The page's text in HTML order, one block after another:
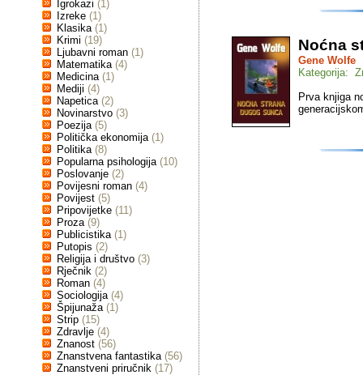
Igrokazi (1)
Izreke (1)
Klasika (1)
Krimi (19)
Ljubavni roman (1)
Matematika (4)
Medicina (1)
Mediji (4)
Napetica (2)
Novinarstvo (3)
Poezija (5)
Politička ekonomija (1)
Politika (8)
Popularna psihologija (10)
Poslovanje (2)
Povijesni roman (4)
Povijest (5)
Pripovijetke (11)
Proza (9)
Publicistika (1)
Putopis (2)
Religija i društvo (3)
Rječnik (2)
Roman (4)
Sociologija (4)
Špijunaža (1)
Strip (15)
Zdravlje (4)
Znanost (56)
Znanstvena fantastika (56)
Znanstveni priručnik (17)
Noćna
Gene Wolfe
Kategorija:
Prva knjiga